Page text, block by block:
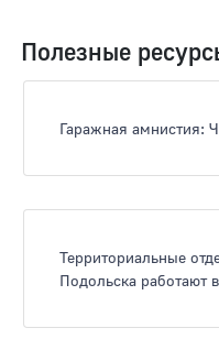
Полезные
Гаражная амнистия:
Территориальные
Подольска работают